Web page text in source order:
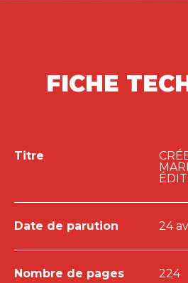
FICHE
Titre
Date de parution 24
Nombre de pages 224